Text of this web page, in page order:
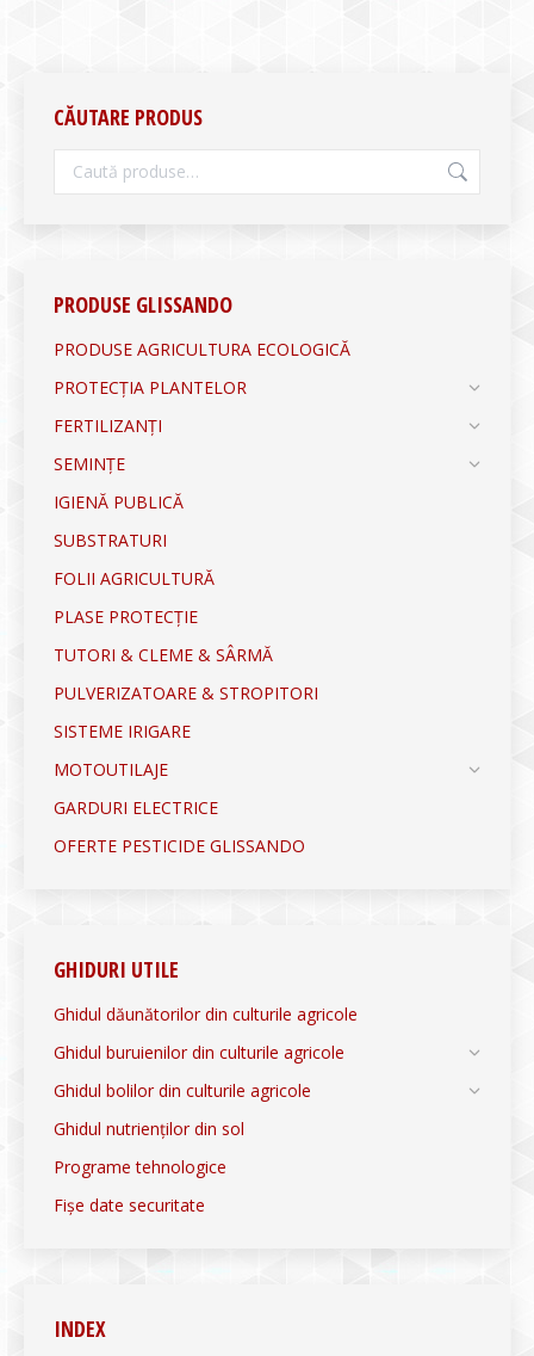
CĂUTARE PRODUS
PRODUSE GLISSANDO
PRODUSE AGRICULTURA ECOLOGICĂ
PROTECȚIA PLANTELOR
FERTILIZANȚI
SEMINȚE
IGIENĂ PUBLICĂ
SUBSTRATURI
FOLII AGRICULTURĂ
PLASE PROTECȚIE
TUTORI & CLEME & SÂRMĂ
PULVERIZATOARE & STROPITORI
SISTEME IRIGARE
MOTOUTILAJE
GARDURI ELECTRICE
OFERTE PESTICIDE GLISSANDO
GHIDURI UTILE
Ghidul dăunătorilor din culturile agricole
Ghidul buruienilor din culturile agricole
Ghidul bolilor din culturile agricole
Ghidul nutrienților din sol
Programe tehnologice
Fișe date securitate
INDEX